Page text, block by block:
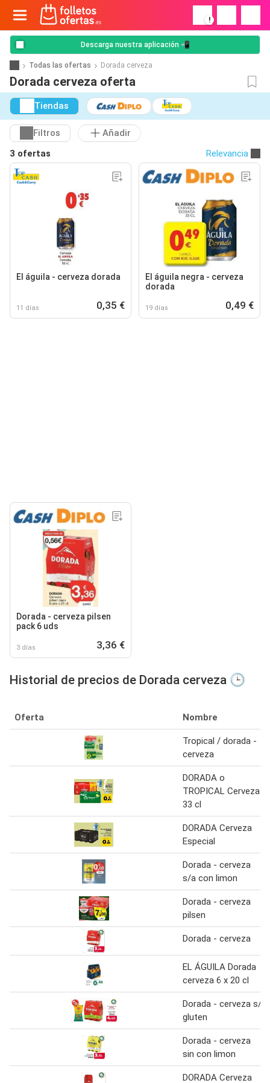
!
Descarga nuestra aplicación 📲
Todas las ofertas Dorada cerveza
Dorada cerveza oferta
Tiendas
Filtros
Añadir
3 ofertas
Relevancia
El águila - cerveza dorada
11 días 0,35 €
El águila negra - cerveza
dorada
19 días 0,49 €
Dorada - cerveza pilsen
pack 6 uds
3 días 3,36 €
Historial de precios de Dorada cerveza 🕒
Oferta Nombre
Tropical / dorada -
cerveza
DORADA o
TROPICAL Cerveza
33 cl
DORADA Cerveza
Especial
Dorada - cerveza
s/a con limon
Dorada - cerveza
pilsen
Dorada - cerveza
EL ÁGUILA Dorada
cerveza 6 x 20 cl
Dorada - cerveza s/
gluten
Dorada - cerveza
sin con limon
DORADA Cerveza